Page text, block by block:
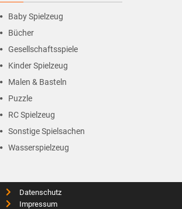
Baby Spielzeug
Bücher
Gesellschaftsspiele
Kinder Spielzeug
Malen & Basteln
Puzzle
RC Spielzeug
Sonstige Spielsachen
Wasserspielzeug
Datenschutz
Impressum